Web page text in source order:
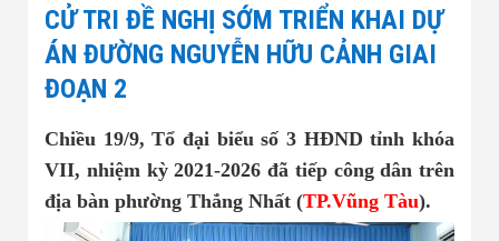
Dự án
Marine City
Đông Tăng Long
Căn hộ La Pura
Nhà đất bán 01
Nhà đất bán 02
CỬ TRI ĐỀ NGHỊ SỚM TRIỂN KHAI DỰ
ÁN ĐƯỜNG NGUYỄN HỮU CẢNH GIAI
ĐOẠN 2
Chiều 19/9, Tổ đại biểu số 3 HĐND tỉnh khóa
VII, nhiệm kỳ 2021-2026 đã tiếp công dân trên
địa bàn phường Thắng Nhất (TP.Vũng Tàu).